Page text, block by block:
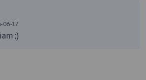
06-17
;)